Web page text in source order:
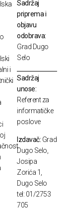
i
Sadržaj
priprema i
objavu
odobrava:
Grad Dugo
Selo
Sadržaj
unose:
Referent za
informatičke
poslove
Izdavač: Grad
Dugo Selo,
Josipa
Zorića 1,
Dugo Selo
tel: 01/2753
705